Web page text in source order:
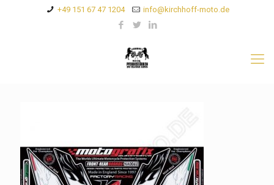
+49 151 67 47 1204 info@kirchhoff-moto.de